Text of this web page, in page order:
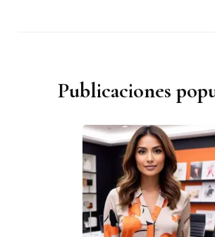
Publicaciones